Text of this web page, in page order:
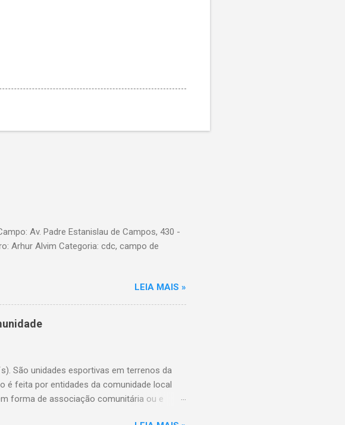
Av. Padre Estanislau de Campos, 430 -
Arhur Alvim Categoria: cdc, campo de
LEIA MAIS »
São unidades esportivas em terrenos da
é feita por entidades da comunidade local
forma de associação comunitária ou e